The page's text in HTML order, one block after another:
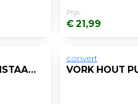
Prijs:
€ 21,99
VORK 18/10 CHROOMSTAAL/DOOS 12
convert